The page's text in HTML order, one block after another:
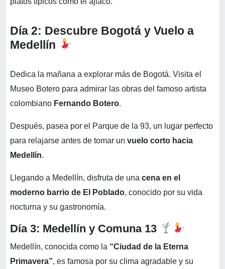
Día 2: Descubre Bogotá y Vuelo a
Medellín
Dedica la mañana a explorar más de Bogotá. Visita el
Museo Botero para admirar las obras del famoso artista
colombiano Fernando Botero.
Después, pasea por el Parque de la 93, un lugar perfecto
para relajarse antes de tomar un vuelo corto hacia
Medellín.
Llegando a Medellín, disfruta de una cena en el
moderno barrio de El Poblado, conocido por su vida
nocturna y su gastronomía.
Día 3: Medellín y Comuna 13
Medellín, conocida como la “Ciudad de la Eterna
Primavera”, es famosa por su clima agradable y su